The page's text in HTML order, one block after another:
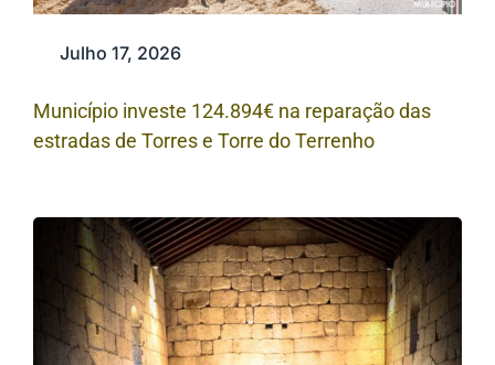
Julho 17, 2026
Município investe 124.894€ na reparação das
estradas de Torres e Torre do Terrenho